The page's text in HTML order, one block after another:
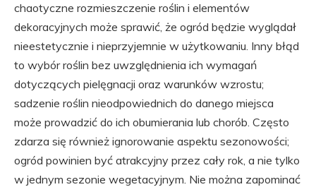
chaotyczne rozmieszczenie roślin i elementów
dekoracyjnych może sprawić, że ogród będzie wyglądał
nieestetycznie i nieprzyjemnie w użytkowaniu. Inny błąd
to wybór roślin bez uwzględnienia ich wymagań
dotyczących pielęgnacji oraz warunków wzrostu;
sadzenie roślin nieodpowiednich do danego miejsca
może prowadzić do ich obumierania lub chorób. Często
zdarza się również ignorowanie aspektu sezonowości;
ogród powinien być atrakcyjny przez cały rok, a nie tylko
w jednym sezonie wegetacyjnym. Nie można zapominać